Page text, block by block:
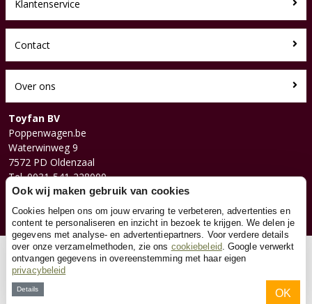
Klantenservice
Contact
Over ons
Toyfan BV
Poppenwagen.be
Waterwinweg 9
7572 PD Oldenzaal
Tel. 0031-541-228000
Facebook
Instagram
© 2026 Toyfan BV
Ook wij maken gebruik van cookies
Cookies helpen ons om jouw ervaring te verbeteren, advertenties en
content te personaliseren en inzicht in bezoek te krijgen. We delen je
gegevens met analyse- en advertentiepartners. Voor verdere details
over onze verzamelmethoden, zie ons cookiebeleid. Google verwerkt
ontvangen gegevens in overeenstemming met haar eigen
privacybeleid
Details OK